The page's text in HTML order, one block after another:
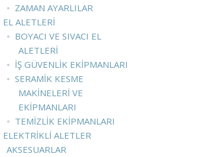
ZAMAN AYARLILAR
EL ALETLERI
BOYACI VE SIVACI EL
ALETLERI
İŞ GÜVENLIK EKIPMANLARI
SERAMIK KESME
MAKINELERI VE
EKIPMANLARI
TEMIZLIK EKIPMANLARI
ELEKTRIKLI ALETLER
AKSESUARLAR